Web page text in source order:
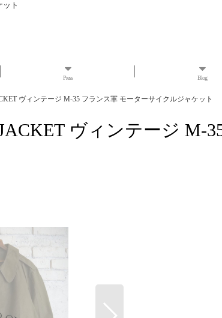
ト
Press Blog
ヴィンテージ M-35 フランス軍 モーターサイクルジャケット
ヴィンテージ M-